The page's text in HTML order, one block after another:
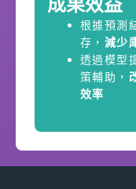
根據預測
存， 減少
透過模型
策輔助，
效率